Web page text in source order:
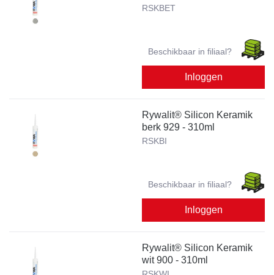
RSKBET
Beschikbaar in filiaal?
Inloggen
Rywalit® Silicon Keramik
berk 929 - 310ml
RSKBI
Beschikbaar in filiaal?
Inloggen
Rywalit® Silicon Keramik
wit 900 - 310ml